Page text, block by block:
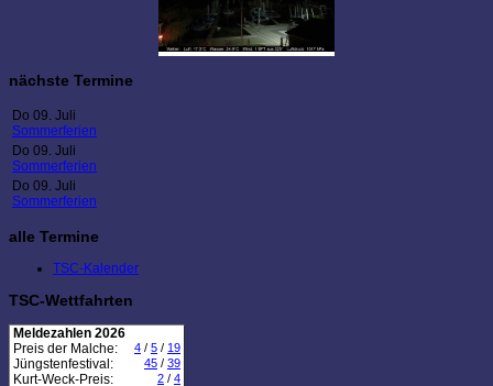
nächste Termine
Do 09. Juli
Sommerferien
Do 09. Juli
Sommerferien
Do 09. Juli
Sommerferien
alle Termine
TSC-Kalender
TSC-Wettfahrten
Meldezahlen 2026
Preis der Malche:
4 / 5 / 19
Jüngstenfestival: 45 / 39
Kurt-Weck-Preis: 2 / 4